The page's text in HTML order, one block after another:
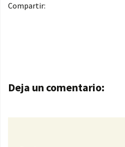
Compartir:
Navegación de
Deja un comentario: